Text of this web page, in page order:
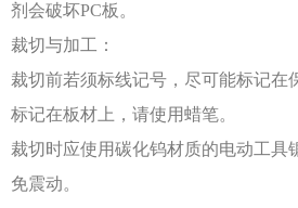
剂会破坏PC板。
裁切与加工：
裁切前若须标线记号，尽可能标记在
标记在板材上，请使用蜡笔。
裁切时应使用碳化钨材质的电动工具
免震动。